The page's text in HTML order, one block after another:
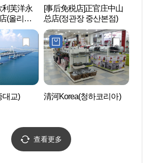
利芙洋永
(올리브
로점)
[事后免税店]正官庄中山
总店(정관장 중산본점)
대교) 清河Korea(청하코리아)
查看更多